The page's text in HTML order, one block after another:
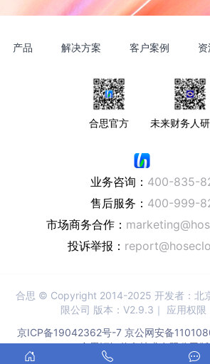
产品 解决方案 客户案例
合思官方 未来财务人
业务咨询： 400-835-
售后服务： 400-999-
市场商务合作：
投诉举报：
合思 © Copyright 2014-2025 开发者：北
限公司 版本：V2.9.3｜
应用权限
京ICP备19042362号-7京公网安备
合思汇智信息技术有限公司